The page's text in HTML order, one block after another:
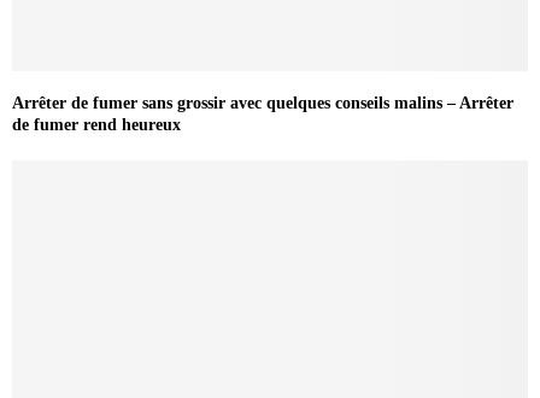
Arrêter de fumer sans grossir avec quelques conseils malins – Arrêter
de fumer rend heureux